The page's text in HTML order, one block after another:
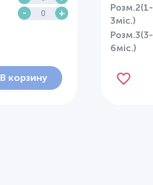
- +
В корзину
Розм.2(1-
3міс.)
Розм.3(3-
6міс.)